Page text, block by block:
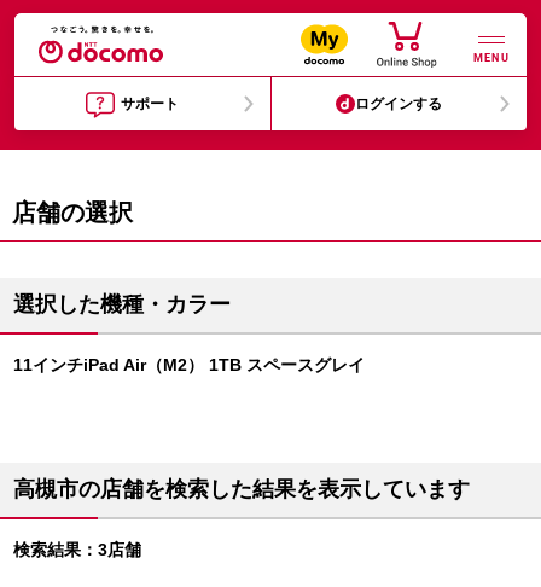
MENU
サポート ログインする
店舗の選択
選択した機種・カラー
11インチiPad Air（M2） 1TB スペースグレイ
高槻市の店舗を検索した結果を表示しています
検索結果：3店舗